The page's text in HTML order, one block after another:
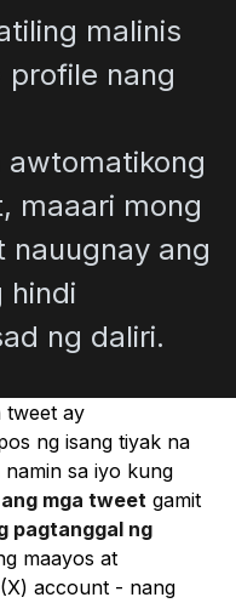
malinis
profile nang
awtomatikong
maaari mong
nauugnay ang
hindi
ng daliri.
tweet ay
ng isang tiyak na
sa iyo kung
mga tweet gamit
pagtanggal ng
maayos at
account - nang